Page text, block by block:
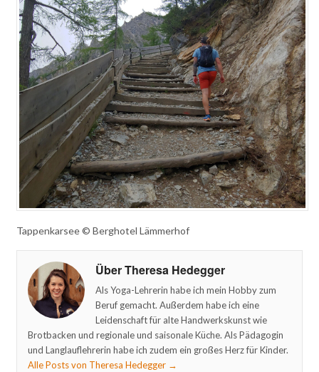
Tappenkarsee © Berghotel Lämmerhof
Über Theresa Hedegger
Als Yoga-Lehrerin habe ich mein Hobby zum
Beruf gemacht. Außerdem habe ich eine
Leidenschaft für alte Handwerkskunst wie
Brotbacken und regionale und saisonale Küche. Als Pädagogin
und Langlauflehrerin habe ich zudem ein großes Herz für Kinder.
Alle Posts von Theresa Hedegger →